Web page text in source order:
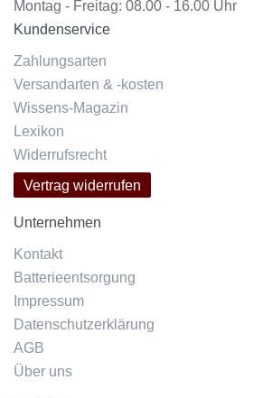
Montag - Freitag: 08.00 - 16.00 Uhr
Kundenservice
Zahlungsarten
Versandarten & -kosten
Wissens-Magazin
Lexikon
Widerrufsrecht
Vertrag widerrufen
Unternehmen
Kontakt
Batterieentsorgung
Impressum
Datenschutzerklärung
AGB
Über uns